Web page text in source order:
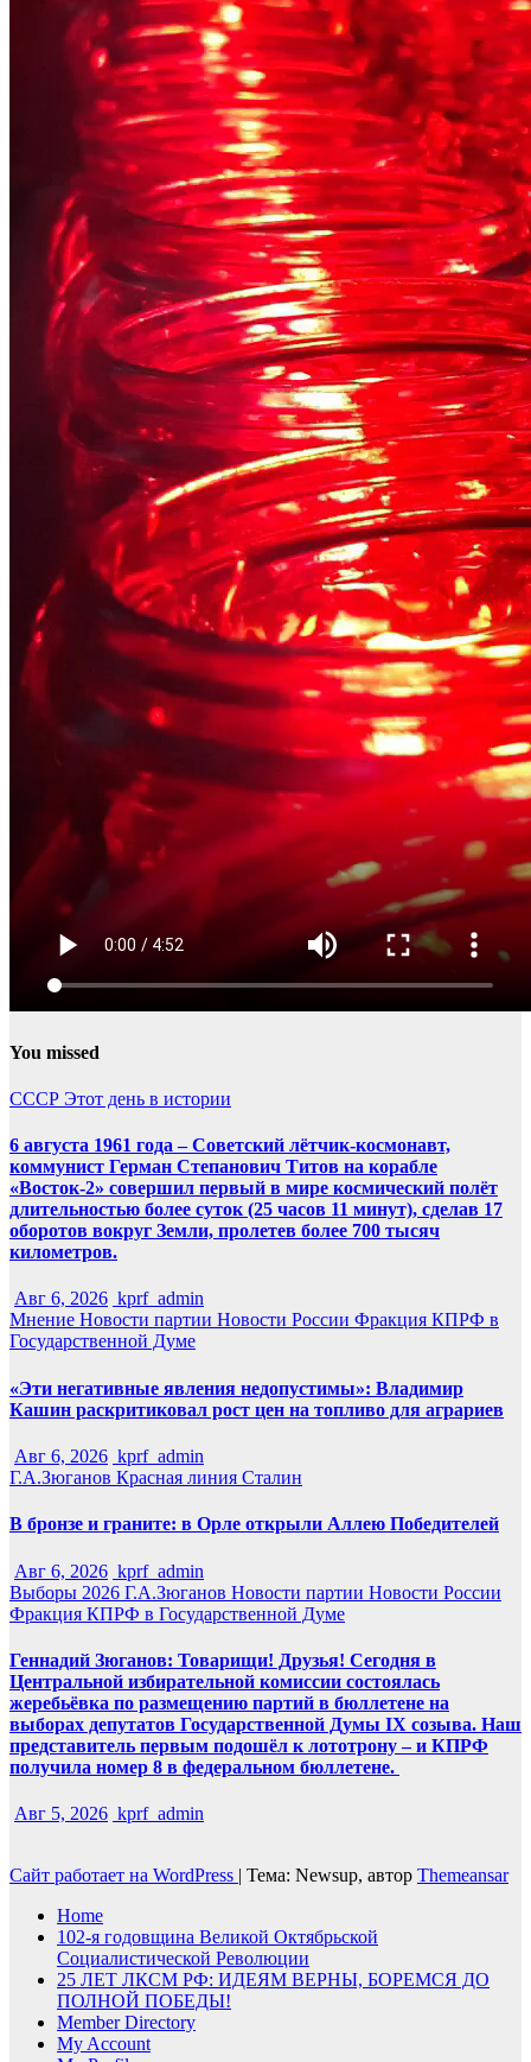
You missed
СССР Этот день в истории
6 августа 1961 года – Советский лётчик-космонавт,
коммунист Герман Степанович Титов на корабле
«Восток-2» совершил первый в мире космический полёт
длительностью более суток (25 часов 11 минут), сделав 17
оборотов вокруг Земли, пролетев более 700 тысяч
километров.
Авг 6, 2026 kprf_admin
Мнение Новости партии Новости России Фракция КПРФ в
Государственной Думе
«Эти негативные явления недопустимы»: Владимир
Кашин раскритиковал рост цен на топливо для аграриев
Авг 6, 2026 kprf_admin
Г.А.Зюганов Красная линия Сталин
В бронзе и граните: в Орле открыли Аллею Победителей
Авг 6, 2026 kprf_admin
Выборы 2026 Г.А.Зюганов Новости партии Новости России
Фракция КПРФ в Государственной Думе
Геннадий Зюганов: Товарищи! Друзья! Сегодня в
Центральной избирательной комиссии состоялась
жеребьёвка по размещению партий в бюллетене на
выборах депутатов Государственной Думы IX созыва. Наш
представитель первым подошёл к лототрону – и КПРФ
получила номер 8 в федеральном бюллетене.
Авг 5, 2026 kprf_admin
Сайт работает на WordPress | Тема: Newsup, автор Themeansar
Home
102-я годовщина Великой Октябрьской
Социалистической Революции
25 ЛЕТ ЛКСМ РФ: ИДЕЯМ ВЕРНЫ, БОРЕМСЯ ДО
ПОЛНОЙ ПОБЕДЫ!
Member Directory
My Account